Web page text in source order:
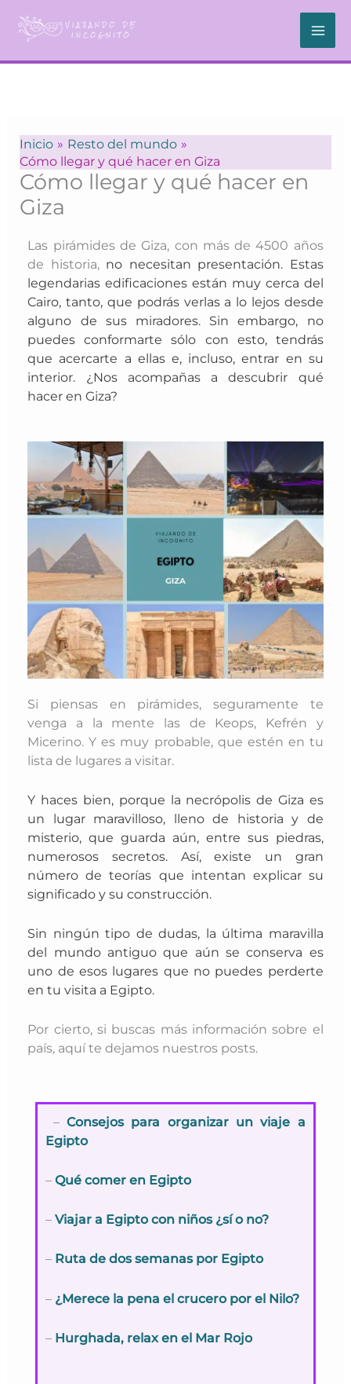
contenido
Inicio
Resto del mundo
Cómo llegar y qué hacer en Giza
Cómo llegar y qué hacer en
Giza
Las pirámides de Giza, con más de 4500 años
de historia, no necesitan presentación. Estas
legendarias edificaciones están muy cerca del
Cairo, tanto, que podrás verlas a lo lejos desde
alguno de sus miradores. Sin embargo, no
puedes conformarte sólo con esto, tendrás
que acercarte a ellas e, incluso, entrar en su
interior. ¿Nos acompañas a descubrir qué
hacer en Giza?
Si piensas en pirámides, seguramente te
venga a la mente las de Keops, Kefrén y
Micerino. Y es muy probable, que estén en tu
lista de lugares a visitar.
Y haces bien, porque la necrópolis de Giza es
un lugar maravilloso, lleno de historia y de
misterio, que guarda aún, entre sus piedras,
numerosos secretos. Así, existe un gran
número de teorías que intentan explicar su
significado y su construcción.
Sin ningún tipo de dudas, la última maravilla
del mundo antiguo que aún se conserva es
uno de esos lugares que no puedes perderte
en tu visita a Egipto.
Por cierto, si buscas más información sobre el
país, aquí te dejamos nuestros posts.
– Consejos para organizar un viaje a
Egipto
–Qué comer en Egipto
–Viajar a Egipto con niños ¿sí o no?
– Ruta de dos semanas por Egipto
– ¿Merece la pena el crucero por el Nilo?
– Hurghada, relax en el Mar Rojo